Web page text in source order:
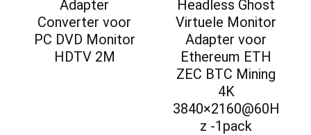
Adapter
Converter voor
PC DVD Monitor
HDTV 2M
Headless Ghost
Virtuele Monitor
Adapter voor
Ethereum ETH
ZEC BTC Mining
4K
3840×2160@60H
z -1pack